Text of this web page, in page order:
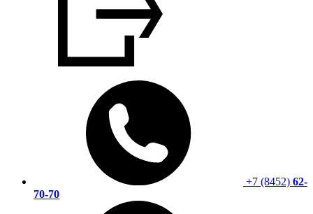
+7 (8452) 62-
70-70